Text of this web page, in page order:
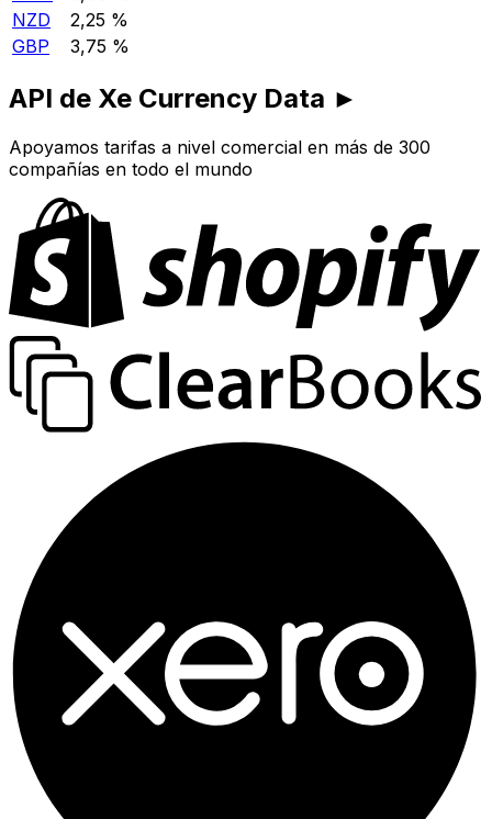
NZD
2,25 %
GBP
3,75 %
API de Xe Currency Data ►
Apoyamos tarifas a nivel comercial en más de 300
compañías en todo el mundo